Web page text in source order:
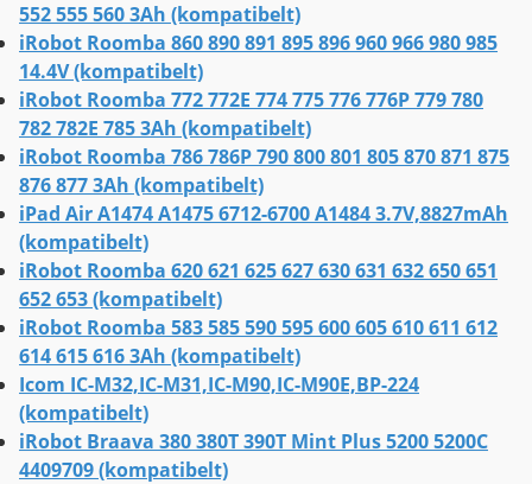
552 555 560 3Ah (kompatibelt)
iRobot Roomba 860 890 891 895 896 960 966 980 985
14.4V (kompatibelt)
iRobot Roomba 772 772E 774 775 776 776P 779 780
782 782E 785 3Ah (kompatibelt)
iRobot Roomba 786 786P 790 800 801 805 870 871 875
876 877 3Ah (kompatibelt)
iPad Air A1474 A1475 6712-6700 A1484 3.7V,8827mAh
(kompatibelt)
iRobot Roomba 620 621 625 627 630 631 632 650 651
652 653 (kompatibelt)
iRobot Roomba 583 585 590 595 600 605 610 611 612
614 615 616 3Ah (kompatibelt)
Icom IC-M32,IC-M31,IC-M90,IC-M90E,BP-224
(kompatibelt)
iRobot Braava 380 380T 390T Mint Plus 5200 5200C
4409709 (kompatibelt)